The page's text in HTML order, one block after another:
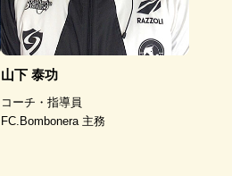
山下 泰功
コーチ・指導員
FC.Bombonera 主務